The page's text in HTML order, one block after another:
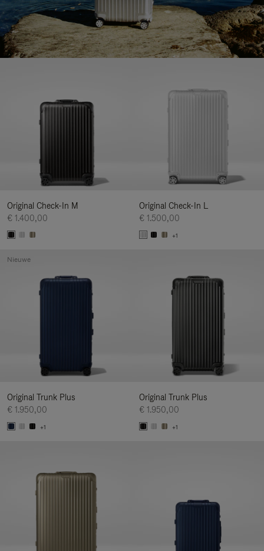
Original Check-In M
€ 1.400,00
Original Check-In L
€ 1.500,00
+1
Original Trunk Plus
€ 1.950,00
+1
Nieuwe
Original Trunk Plus
€ 1.950,00
+1